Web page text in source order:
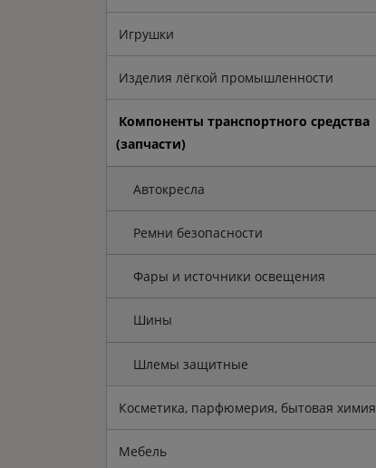
Игрушки
Изделия лёгкой промышленности
Компоненты транспортного средства
(запчасти)
Автокресла
Ремни безопасности
Фары и источники освещения
Шины
Шлемы защитные
Косметика, парфюмерия, бытовая химия
Мебель